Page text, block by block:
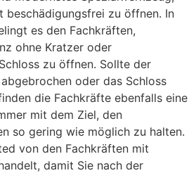
beschädigungsfrei zu öffnen. In
es den Fachkräften,
ohne Kratzer oder
zu öffnen. Sollte der
oder das Schloss
die Fachkräfte ebenfalls eine
mit dem Ziel, den
so gering wie möglich zu halten.
von den Fachkräften mit
damit Sie nach der